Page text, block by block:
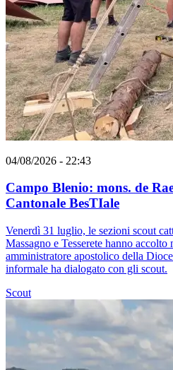
04/08/2026 - 22:43
Campo Blenio: mons. de
Cantonale BesTIale
Venerdì 31 luglio, le sezioni scout
Massagno e Tesserete hanno
amministratore apostolico della
informale ha dialogato con gli scout.
Scout